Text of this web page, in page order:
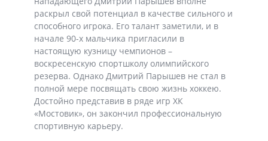
раскрыл свой потенциал в качестве сильного и
способного игрока. Его талант заметили, и в
начале 90-х мальчика пригласили в
настоящую кузницу чемпионов –
воскресенскую спортшколу олимпийского
резерва. Однако Дмитрий Парышев не стал в
полной мере посвящать свою жизнь хоккею.
Достойно представив в ряде игр ХК
«Мостовик», он закончил профессиональную
спортивную карьеру.